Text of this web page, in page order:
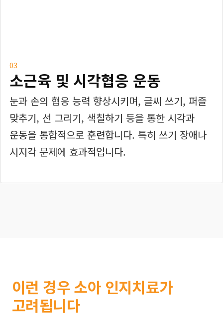
03
소근육 및 시각협응 운동
눈과 손의 협응 능력 향상시키며, 글씨 쓰기, 퍼즐
맞추기, 선 그리기, 색칠하기 등을 통한 시각과
운동을 통합적으로 훈련합니다. 특히 쓰기 장애나
시지각 문제에 효과적입니다.
이런 경우 소아 인지치료가
고려됩니다